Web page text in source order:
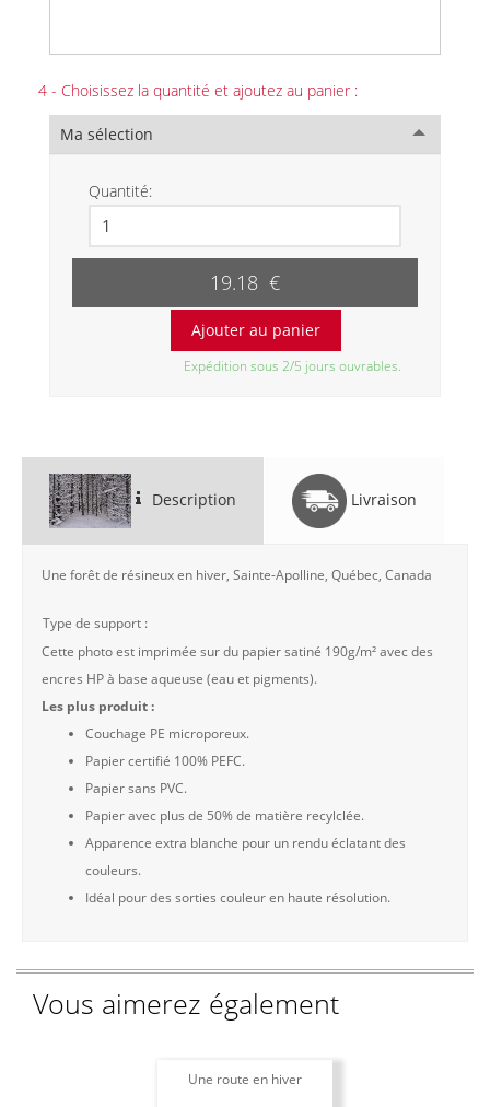
4 - Choisissez la quantité et ajoutez au panier :
Ma sélection
Quantité:
19.18 €
Expédition sous 2/5 jours ouvrables.
Description Livraison
Une forêt de résineux en hiver, Sainte-Apolline, Québec, Canada
Type de support :
Cette photo est imprimée sur du papier satiné 190g/m² avec des
encres HP à base aqueuse (eau et pigments).
Les plus produit :
Couchage PE microporeux.
Papier certifié 100% PEFC.
Papier sans PVC.
Papier avec plus de 50% de matière recylclée.
Apparence extra blanche pour un rendu éclatant des
couleurs.
Idéal pour des sorties couleur en haute résolution.
Vous aimerez également
Une route en hiver